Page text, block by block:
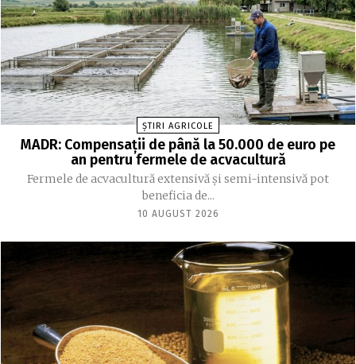
ȘTIRI AGRICOLE
MADR: Compensaţii de până la 50.000 de euro pe
an pentru fermele de acvacultură
Fermele de acvacultură extensivă şi semi-intensivă pot
beneficia de...
10 AUGUST 2026